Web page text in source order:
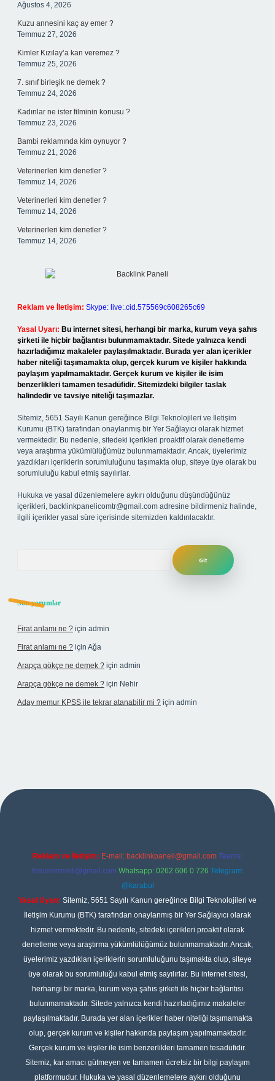
Ağustos 4, 2026
Kuzu annesini kaç ay emer ?
Temmuz 27, 2026
Kimler Kızılay’a kan veremez ?
Temmuz 25, 2026
7. sınıf birleşik ne demek ?
Temmuz 24, 2026
Kadınlar ne ister filminin konusu ?
Temmuz 23, 2026
Bambi reklamında kim oynuyor ?
Temmuz 21, 2026
Veterinerleri kim denetler ?
Temmuz 14, 2026
Veterinerleri kim denetler ?
Temmuz 14, 2026
Veterinerleri kim denetler ?
Temmuz 14, 2026
Reklam ve İletişim: Skype: live:.cid.575569c608265c69
Yasal Uyarı: Bu internet sitesi, herhangi bir marka, kurum veya şahıs
şirketi ile hiçbir bağlantısı bulunmamaktadır. Sitede yalnızca kendi
hazırladığımız makaleler paylaşılmaktadır. Burada yer alan içerikler
haber niteliği taşımamakta olup, gerçek kurum ve kişiler hakkında
paylaşım yapılmamaktadır. Gerçek kurum ve kişiler ile isim
benzerlikleri tamamen tesadüfidir. Sitemizdeki bilgiler taslak
halindedir ve tavsiye niteliği taşımazlar.
Sitemiz, 5651 Sayılı Kanun gereğince Bilgi Teknolojileri ve İletişim
Kurumu (BTK) tarafından onaylanmış bir Yer Sağlayıcı olarak hizmet
vermektedir. Bu nedenle, sitedeki içerikleri proaktif olarak denetleme
veya araştırma yükümlülüğümüz bulunmamaktadır. Ancak, üyelerimiz
yazdıkları içeriklerin sorumluluğunu taşımakta olup, siteye üye olarak bu
sorumluluğu kabul etmiş sayılırlar.
Hukuka ve yasal düzenlemelere aykırı olduğunu düşündüğünüz
içerikleri, backlinkpanelicomtr@gmail.com adresine bildirmeniz halinde,
ilgili içerikler yasal süre içerisinde sitemizden kaldırılacaktır.
Son yorumlar
Firat anlamı ne ? için admin
Firat anlamı ne ? için Ağa
Arapça gökçe ne demek ? için admin
Arapça gökçe ne demek ? için Nehir
Aday memur KPSS ile tekrar atanabilir mi ? için admin
adresi
Reklam ve İletişim: E-mail: backlinkpaneli@gmail.com Teams:
forumhizmeti@gmail.com Whatsapp: 0262 606 0 726 Telegram:
@karabul
Yasal Uyarı: Sitemiz, 5651 Sayılı Kanun gereğince Bilgi Teknolojileri ve
İletişim Kurumu (BTK) tarafından onaylanmış bir Yer Sağlayıcı olarak
hizmet vermektedir. Bu nedenle, sitedeki içerikleri proaktif olarak
denetleme veya araştırma yükümlülüğümüz bulunmamaktadır. Ancak,
üyelerimiz yazdıkları içeriklerin sorumluluğunu taşımakta olup, siteye
üye olarak bu sorumluluğu kabul etmiş sayılırlar. Bu internet sitesi,
herhangi bir marka, kurum veya şahıs şirketi ile hiçbir bağlantısı
bulunmamaktadır. Sitede yalnızca kendi hazırladığımız makaleler
paylaşılmaktadır. Burada yer alan içerikler haber niteliği taşımamakta
olup, gerçek kurum ve kişiler hakkında paylaşım yapılmamaktadır.
Gerçek kurum ve kişiler ile isim benzerlikleri tamamen tesadüfidir.
Sitemiz, kar amacı gütmeyen ve tamamen ücretsiz bir bilgi paylaşım
platformudur. Hukuka ve yasal düzenlemelere aykırı olduğunu